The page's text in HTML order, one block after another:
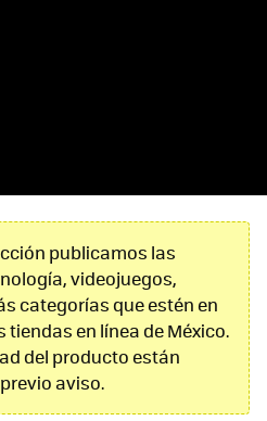
publicamos las
videojuegos,
categorías que estén en
en línea de México.
del producto están
aviso.